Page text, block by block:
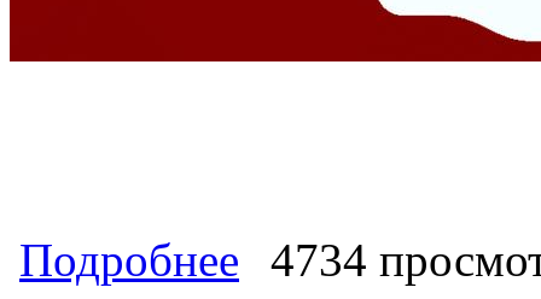
Подробнее о После депутатского запроса
проверяет причастность члена
убийствам, особо крупному
4734